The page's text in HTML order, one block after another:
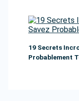
19 Secrets
Probablement